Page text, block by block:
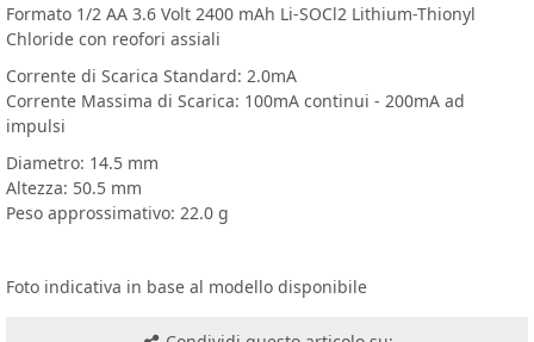
Formato 1/2 AA 3.6 Volt 2400 mAh Li-SOCl2 Lithium-Thionyl
Chloride con reofori assiali
Corrente di Scarica Standard: 2.0mA
Corrente Massima di Scarica: 100mA continui - 200mA ad
impulsi
Diametro: 14.5 mm
Altezza: 50.5 mm
Peso approssimativo: 22.0 g
Foto indicativa in base al modello disponibile